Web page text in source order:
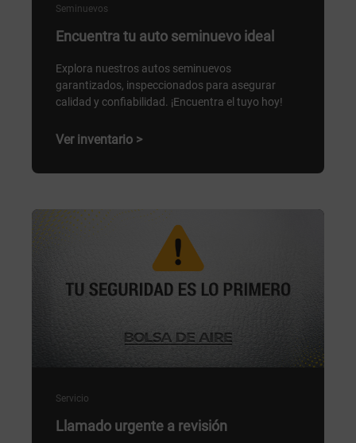
Seminuevos
Encuentra tu auto seminuevo ideal
Explora nuestros autos seminuevos
garantizados, inspeccionados para asegurar
calidad y confiabilidad. ¡Encuentra el tuyo hoy!
Ver inventario >
Servicio
Llamado urgente a revisión